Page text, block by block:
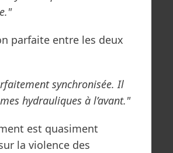
parfaite entre les deux
synchronisée. Il
hydrauliques à l’avant."
est quasiment
la violence des